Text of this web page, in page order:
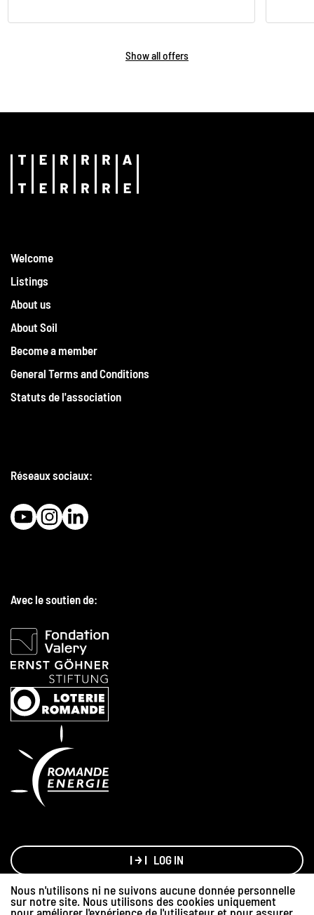
Show all offers
Nous n'utilisons ni ne suivons aucune donnée personnelle
sur notre site. Nous utilisons des cookies uniquement
Welcome
Listings
About us
About Soil
Become a member
General Terms and Conditions
Statuts de l'association
Réseaux sociaux:
Avec le soutien de:
LOG IN
Made with love by Hawaii Interactive